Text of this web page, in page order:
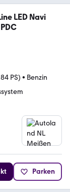
LED Navi
PS) • Benzin
Parken